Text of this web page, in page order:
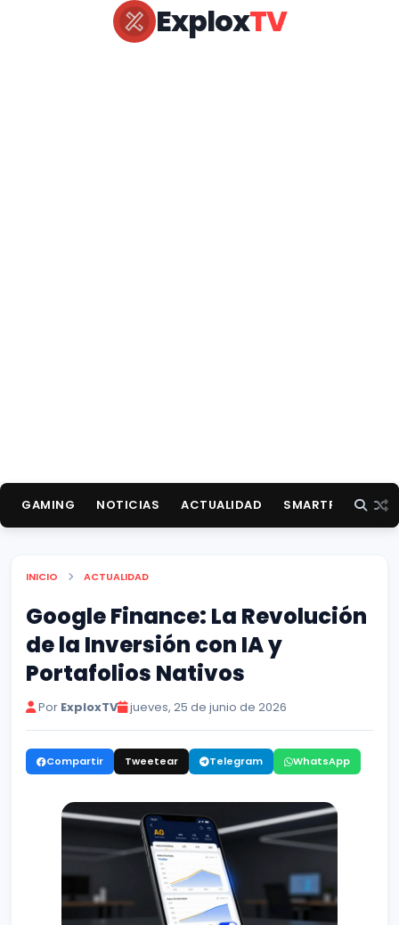
ExploxTV
GAMING NOTICIAS ACTUALIDAD SMARTPHONES
INICIO ACTUALIDAD
Google Finance: La Revolución
de la Inversión con IA y
Portafolios Nativos
Por ExploxTV jueves, 25 de junio de 2026
Compartir Tweetear Telegram WhatsApp